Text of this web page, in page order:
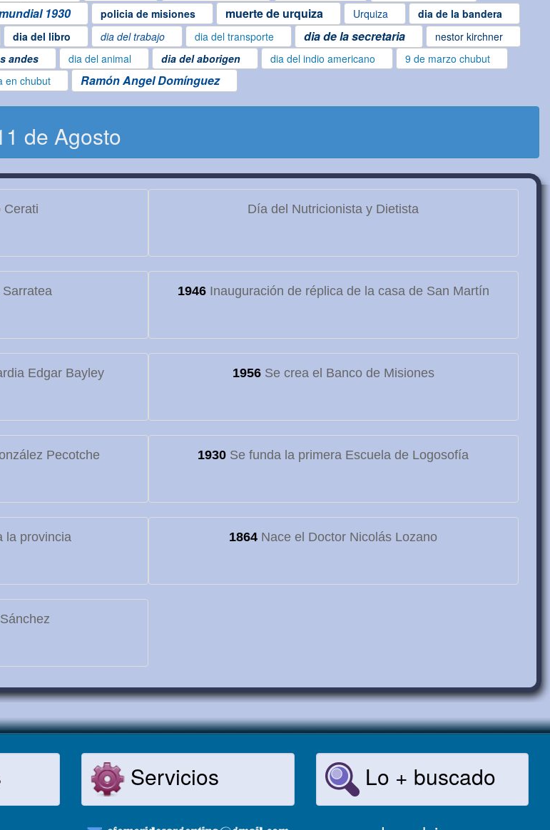
1930 policia de misiones muerte de urquiza Urquiza
dia de la bandera
dia del libro dia del trabajo dia del transporte dia de la secretaria
nestor kirchner
andes dia del animal dia del aborigen dia del indio americano
9 de marzo chubut
en chubut Ramón Angel Domínguez
de Agosto
Día del Nutricionista y Dietista
1946Inauguración de réplica de la casa de San Martín
Edgar Bayley 1956Se crea el Banco de Misiones
Pecotche 1930 Se funda la primera Escuela de Logosofía
la provincia 1864 Nace el Doctor Nicolás Lozano
Servicios Lo + buscado